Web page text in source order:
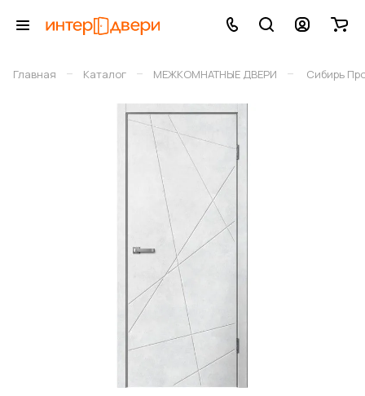
Главная – Каталог – МЕЖКОМНАТНЫЕ ДВЕРИ – Сибирь